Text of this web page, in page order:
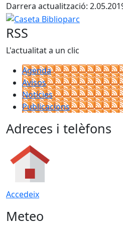
Darrera actualització:
Caseta Biblioparc
RSS
L'actualitat a un clic
Agenda
Avisos
Notícies
Publicacions
Adreces i telèfons
Accedeix
Meteo